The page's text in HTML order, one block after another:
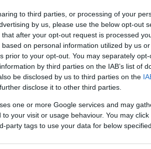
to third parties, or processing of your
by us, please use the below opt-out
after your opt-out request is processed
on personal information utilized by us
prior to your opt-out. You may separately
by third parties on the IAB’s list of
be disclosed by us to third parties on the
disclose it to other third parties.
one or more Google services and may
your visit or usage behaviour. You may
party tags to use your data for below
les principales
au nombre de mensualités
aux autres contrats et nous
aspect contractuel
de travail des employés
des personnes travaillant dans